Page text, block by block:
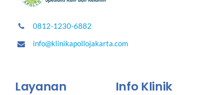
0812-1230-6882
info@klinikapollojakarta.com
Layanan Info Klinik